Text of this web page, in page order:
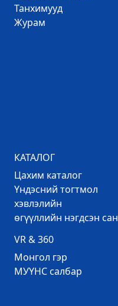
Танхимууд
Журам
КАТАЛОГ
Цахим каталог
Үндэсний тогтмол
хэвлэлийн
өгүүллийн нэгдсэн сан
VR & 360
Mонгол гэр
МУҮНС салбар